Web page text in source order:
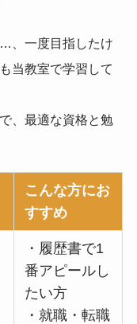
、一度目指したけ
当教室で学習して
、最適な資格と勉
こんな方にお
すすめ
・履歴書で1
番アピールし
たい方
・就職・転職